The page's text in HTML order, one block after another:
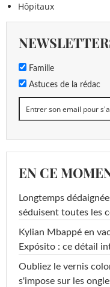
Hôpitaux
Famille
Astuces de la rédac
EN CE
Longtemps
séduisent toutes les
Kylian Mbappé en
Expósito : ce détail
Oubliez le vernis
s'impose sur les